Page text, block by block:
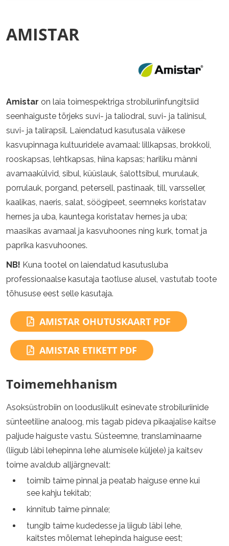
AMISTAR
Amistar on laia toimespektriga strobiluriinfungitsiid
seenhaiguste tõrjeks suvi- ja taliodral, suvi- ja talinisul,
suvi- ja talirapsil. Laiendatud kasutusala väikese
kasvupinnaga kultuuridele avamaal: lillkapsas, brokkoli,
rooskapsas, lehtkapsas, hiina kapsas; hariliku männi
avamaakülvid, sibul, küüslauk, šalottsibul, murulauk,
porrulauk, porgand, petersell, pastinaak, till, varsseller,
kaalikas, naeris, salat, söögipeet, seemneks koristatav
hernes ja uba, kauntega koristatav hernes ja uba;
maasikas avamaal ja kasvuhoones ning kurk, tomat ja
paprika kasvuhoones.
NB! Kuna tootel on laiendatud kasutusluba
professionaalse kasutaja taotluse alusel, vastutab toote
tõhususe eest selle kasutaja.
AMISTAR OHUTUSKAART PDF
AMISTAR ETIKETT PDF
Toimemehhanism
Asoksüstrobiin on looduslikult esinevate strobiluriinide
sünteetiline analoog, mis tagab pideva pikaajalise kaitse
paljude haiguste vastu. Süsteemne, translaminaarne
(liigub läbi lehepinna lehe alumisele küljele) ja kaitsev
toime avaldub alljärgnevalt:
toimib taime pinnal ja peatab haiguse enne kui
see kahju tekitab;
kinnitub taime pinnale;
tungib taime kudedesse ja liigub läbi lehe,
kaitstes mõlemat lehepinda haiguse eest;